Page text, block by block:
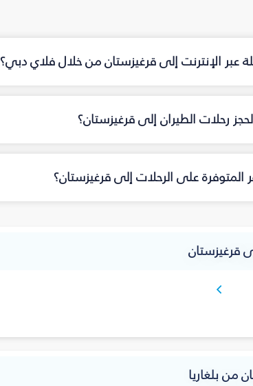
عبر الإنترنت إلى قرغيزستان من خلال فلاي دبي؟
رحلات الطيران إلى قرغيزستان؟
على الرحلات إلى قرغيزستان؟
قرغيزستان
من بلغاريا